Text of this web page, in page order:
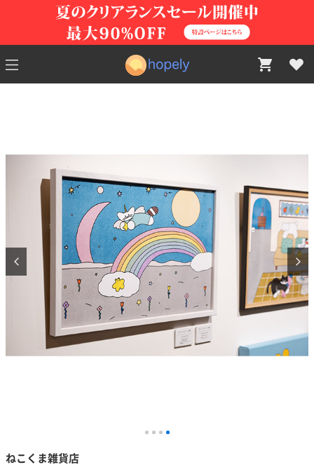
ねこくま雑貨店